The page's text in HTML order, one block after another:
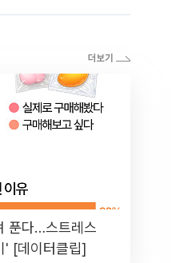
푼다…스트레스
' [데이터클립]